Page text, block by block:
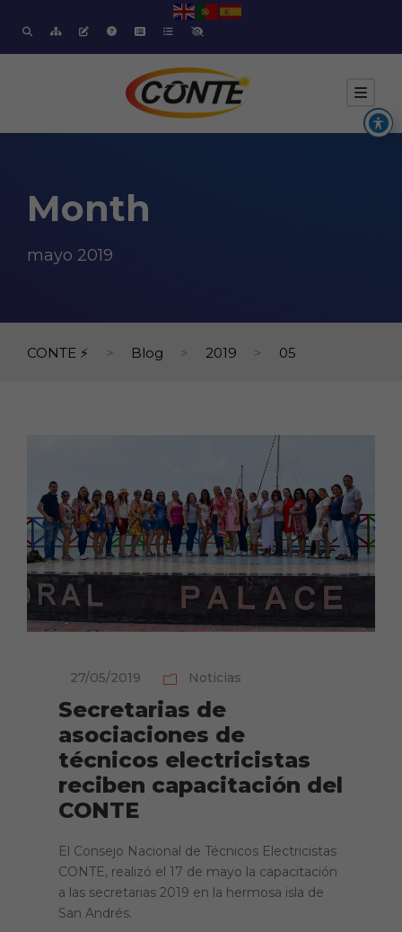
Month
mayo 2019
CONTE ⚡ > Blog > 2019 > 05
27/05/2019 Noticias
Secretarias de
asociaciones de
técnicos electricistas
reciben capacitación del
CONTE
El Consejo Nacional de Técnicos Electricistas
CONTE, realizó el 17 de mayo la capacitación
a las secretarias 2019 en la hermosa isla de
San Andrés.